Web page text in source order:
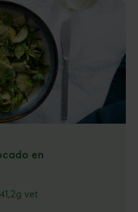
en
41,2g vet